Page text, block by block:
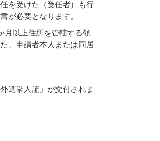
を受けた（受任者）も行
が必要となります。
月以上住所を管轄する領
、申請者本人または同居
選挙人証」が交付されま